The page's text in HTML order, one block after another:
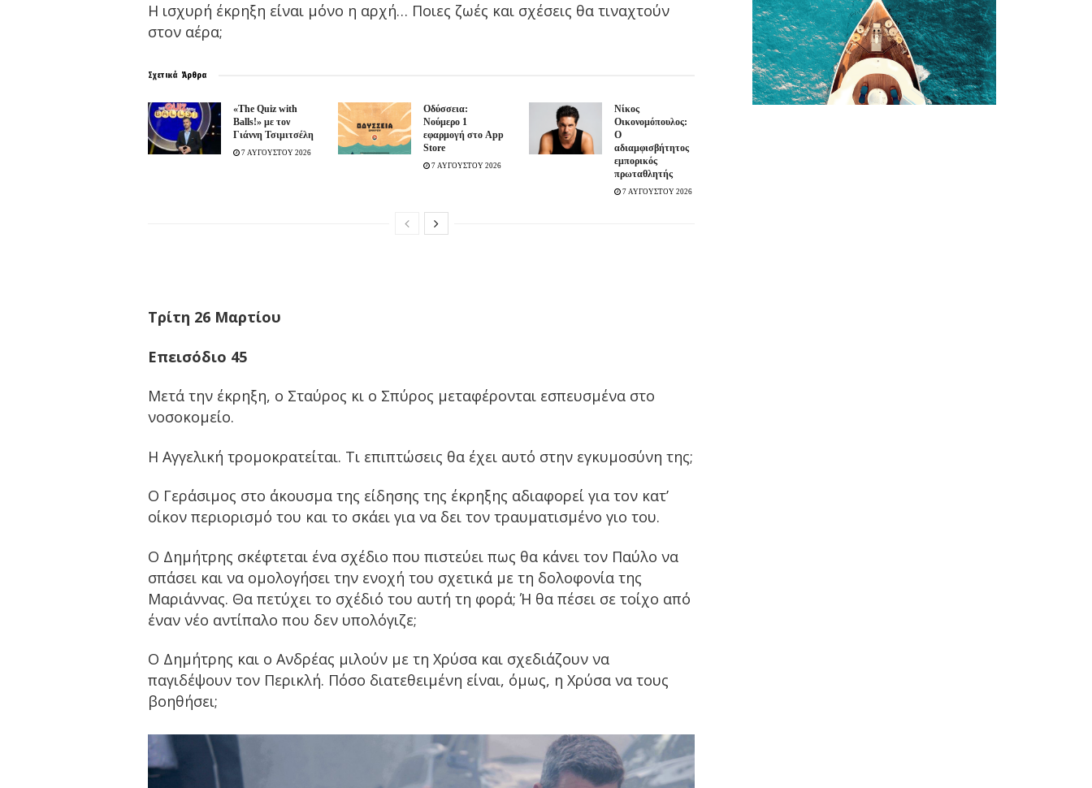
Η ισχυρή έκρηξη είναι μόνο η αρχή… Ποιες ζωές και σχέσεις θα τιναχτούν
στον αέρα;
Σχετικά Άρθρα
«The Quiz with
Balls!» με τον
Γιάννη Τσιμιτσέλη
7 ΑΥΓΟΥΣΤΟΥ 2026
Οδύσσεια:
Νούμερο 1
εφαρμογή στο App
Store
7 ΑΥΓΟΥΣΤΟΥ 2026
Νίκος
Οικονομόπουλος:
Ο
αδιαμφισβήτητος
εμπορικός
πρωταθλητής
7 ΑΥΓΟΥΣΤΟΥ 2026
Τρίτη 26 Μαρτίου
Επεισόδιο 45
Μετά την έκρηξη, ο Σταύρος κι ο Σπύρος μεταφέρονται εσπευσμένα στο
νοσοκομείο.
Η Αγγελική τρομοκρατείται. Τι επιπτώσεις θα έχει αυτό στην εγκυμοσύνη της;
Ο Γεράσιμος στο άκουσμα της είδησης της έκρηξης αδιαφορεί για τον κατ’
οίκον περιορισμό του και το σκάει για να δει τον τραυματισμένο γιο του.
Ο Δημήτρης σκέφτεται ένα σχέδιο που πιστεύει πως θα κάνει τον Παύλο να
σπάσει και να ομολογήσει την ενοχή του σχετικά με τη δολοφονία της
Μαριάννας. Θα πετύχει το σχέδιό του αυτή τη φορά; Ή θα πέσει σε τοίχο από
έναν νέο αντίπαλο που δεν υπολόγιζε;
Ο Δημήτρης και ο Ανδρέας μιλούν με τη Χρύσα και σχεδιάζουν να
παγιδέψουν τον Περικλή. Πόσο διατεθειμένη είναι, όμως, η Χρύσα να τους
βοηθήσει;